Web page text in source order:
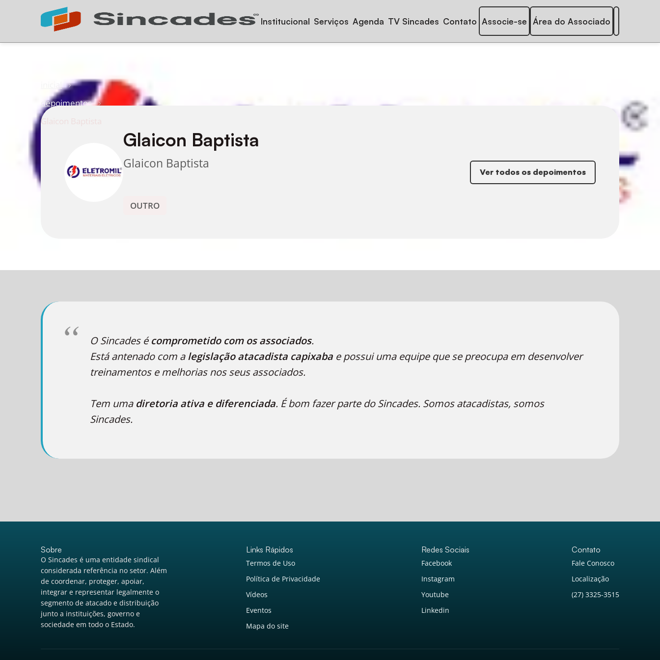
Institucional Serviços Agenda TV Sincades Contato Associe-se Área do Associado
inicial
depoimentos
Glaicon Baptista
Glaicon Baptista
Glaicon Baptista
OUTRO
Ver todos os depoimentos
O Sincades é comprometido com os associados.
Está antenado com alegislação atacadista capixaba e possui uma equipe que se preocupa em desenvolver
treinamentos e melhorias nos seus associados.
Tem uma diretoria ativa e diferenciada. É bom fazer parte do Sincades. Somos atacadistas, somos
Sincades.
Sobre
O Sincades é uma entidade sindical
considerada referência no setor. Além
de coordenar, proteger, apoiar,
integrar e representar legalmente o
segmento de atacado e distribuição
junto a instituições, governo e
sociedade em todo o Estado.
Links Rápidos
Termos de Uso
Política de Privacidade
Vídeos
Eventos
Mapa do site
Redes Sociais
Facebook
Instagram
Youtube
Linkedin
Contato
Fale Conosco
Localização
(27) 3325-3515